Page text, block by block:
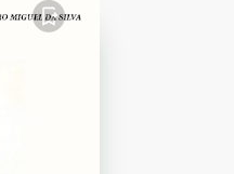
FAVORITO